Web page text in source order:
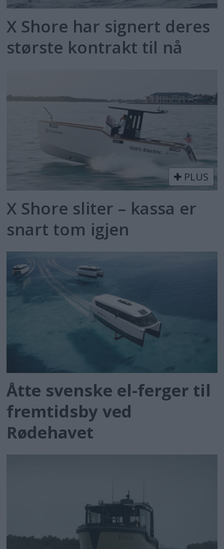
X Shore har signert deres
største kontrakt til nå
PLUS
X Shore sliter – kassa er
snart tom igjen
Åtte svenske el-ferger til
fremtidsby ved
Rødehavet